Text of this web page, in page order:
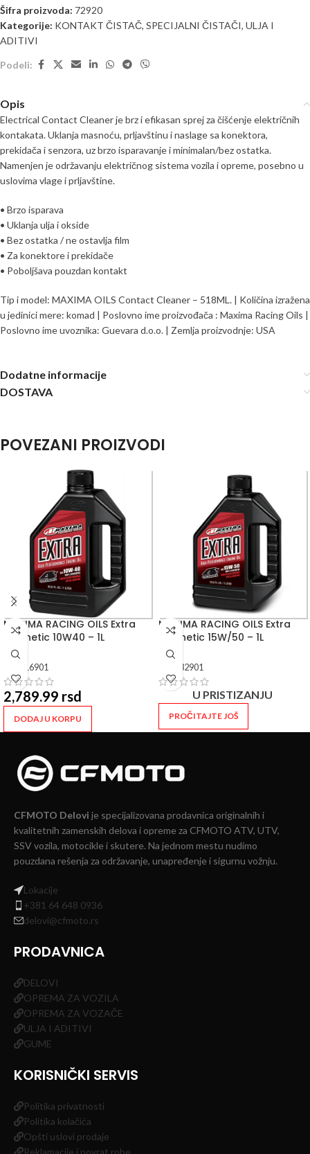
Šifra proizvoda: 72920
Kategorije: KONTAKT ČISTAČ, SPECIJALNI ČISTAČI, ULJA I
ADITIVI
Podeli:
Opis
Electrical Contact Cleaner je brz i efikasan sprej za čišćenje električnih
kontakata. Uklanja masnoću, prljavštinu i naslage sa konektora,
prekidača i senzora, uz brzo isparavanje i minimalan/bez ostatka.
Namenjen je održavanju električnog sistema vozila i opreme, posebno u
uslovima vlage i prljavštine.
• Brzo isparava
• Uklanja ulja i okside
• Bez ostatka / ne ostavlja film
• Za konektore i prekidače
• Poboljšava pouzdan kontakt
Tip i model: MAXIMA OILS Contact Cleaner – 518ML. | Količina izražena
u jedinici mere: komad | Poslovno ime proizvođača : Maxima Racing Oils |
Poslovno ime uvoznika: Guevara d.o.o. | Zemlja proizvodnje: USA
Dodatne informacije
DOSTAVA
POVEZANI PROIZVODI
MAXIMA RACING OILS Extra
Synthetic 10W40 – 1L
16901
2,789.99 rsd
DODAJ U KORPU
MAXIMA RACING OILS Extra
Synthetic 15W/50 – 1L
32901
U PRISTIZANJU
PROČITAJTE JOŠ
CFMOTO Delovi je specijalizovana prodavnica originalnih i
kvalitetnih zamenskih delova i opreme za CFMOTO ATV, UTV,
SSV vozila, motocikle i skutere. Na jednom mestu nudimo
pouzdana rešenja za održavanje, unapređenje i sigurnu vožnju.
Lokacije
+381 64 648 0936
delovi@cfmoto.rs
PRODAVNICA
DELOVI
OPREMA ZA VOZILA
OPREMA ZA VOZAČE
ULJA I ADITIVI
GUME
KORISNIČKI SERVIS
Politika privatnosti
Politika kolačića
Opšti uslovi prodaje